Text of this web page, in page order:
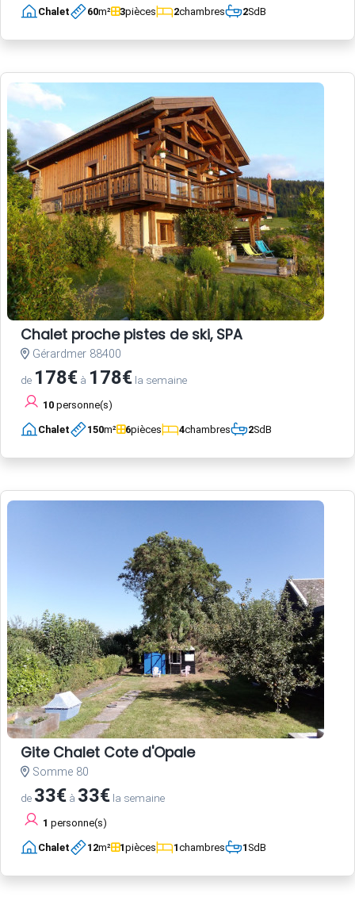
Chalet 60m² 3pièces 2chambres 2SdB
Chalet proche pistes de ski, SPA
Gérardmer 88400
de 178€ à 178€ la semaine
10 personne(s)
Chalet 150m² 6pièces 4chambres 2SdB
Gite Chalet Cote d'Opale
Somme 80
de 33€ à 33€ la semaine
1 personne(s)
Chalet 12m² 1pièces 1chambres 1SdB